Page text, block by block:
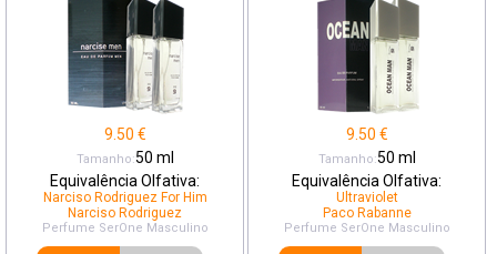
9.50 €
Tamanho:50 ml
Equivalência Olfativa:
Narciso Rodriguez For Him
Narciso Rodriguez
Perfume SerOne Masculino
9.50 €
Tamanho:50 ml
Equivalência Olfativa:
Ultraviolet
Paco Rabanne
Perfume SerOne Masculino